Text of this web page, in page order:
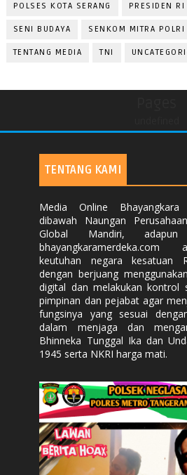
POLSES KOTA SERANG PRESIDEN RI
SENI BUDAYA SENKOM MITRA POLRI
TENTANG MEDIA TNI
TENTANG KAMI
Media Online
dibawah Naungan
Global Mandiri,
keutuhan negara kesatuan
dengan berjuang
digital dan melakukan kontrol
pimpinan dan pejabat agar
fungsinya yang sesuai
dalam menjaga dan
Bhinneka Tunggal Ika dan
1945 serta NKRI harga mati.